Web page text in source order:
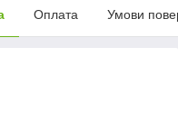
Оплата Умови